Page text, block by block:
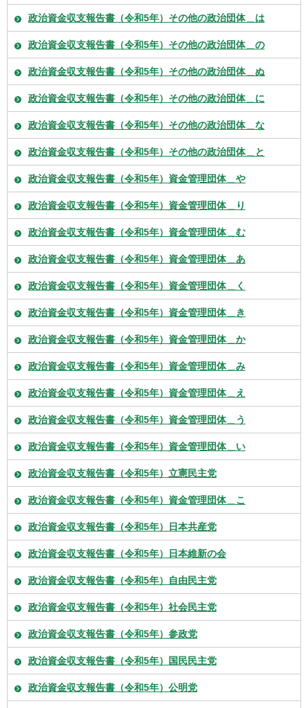
政治資金収支報告書（令和5年）その他の政治団体＿は
政治資金収支報告書（令和5年）その他の政治団体＿の
政治資金収支報告書（令和5年）その他の政治団体＿ぬ
政治資金収支報告書（令和5年）その他の政治団体＿に
政治資金収支報告書（令和5年）その他の政治団体＿な
政治資金収支報告書（令和5年）その他の政治団体＿と
政治資金収支報告書（令和5年）資金管理団体＿や
政治資金収支報告書（令和5年）資金管理団体＿り
政治資金収支報告書（令和5年）資金管理団体＿む
政治資金収支報告書（令和5年）資金管理団体＿あ
政治資金収支報告書（令和5年）資金管理団体＿く
政治資金収支報告書（令和5年）資金管理団体＿き
政治資金収支報告書（令和5年）資金管理団体＿か
政治資金収支報告書（令和5年）資金管理団体＿み
政治資金収支報告書（令和5年）資金管理団体＿え
政治資金収支報告書（令和5年）資金管理団体＿う
政治資金収支報告書（令和5年）資金管理団体＿い
政治資金収支報告書（令和5年）立憲民主党
政治資金収支報告書（令和5年）資金管理団体＿こ
政治資金収支報告書（令和5年）日本共産党
政治資金収支報告書（令和5年）日本維新の会
政治資金収支報告書（令和5年）自由民主党
政治資金収支報告書（令和5年）社会民主党
政治資金収支報告書（令和5年）参政党
政治資金収支報告書（令和5年）国民民主党
政治資金収支報告書（令和5年）公明党